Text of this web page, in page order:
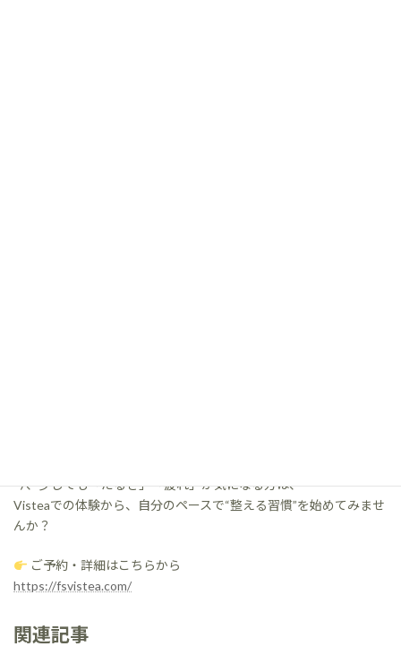
今、少しでも「だるさ」「疲れ」が気になる方は、
Visteaでの体験から、自分のペースで“整える習慣”を始めてみませ
んか？
ご予約・詳細はこちらから
https://fsvistea.com/
関連記事